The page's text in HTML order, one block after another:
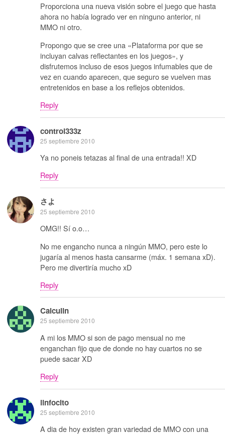
Proporciona una nueva visión sobre el juego que hasta
ahora no había logrado ver en ninguno anterior, ni
MMO ni otro.
Propongo que se cree una «Plataforma por que se
incluyan calvas reflectantes en los juegos», y
disfrutemos incluso de esos juegos infumables que de
vez en cuando aparecen, que seguro se vuelven mas
entretenidos en base a los reflejos obtenidos.
Reply
control333z
25 septiembre 2010
Ya no poneis tetazas al final de una entrada!! XD
Reply
さよ
25 septiembre 2010
OMG!! Sí o.o…
No me engancho nunca a ningún MMO, pero este lo
jugaría al menos hasta cansarme (máx. 1 semana xD).
Pero me divertiría mucho xD
Reply
Calculin
25 septiembre 2010
A mi los MMO si son de pago mensual no me
enganchan fijo que de donde no hay cuartos no se
puede sacar XD
Reply
linfocito
25 septiembre 2010
A dia de hoy existen gran variedad de MMO con una